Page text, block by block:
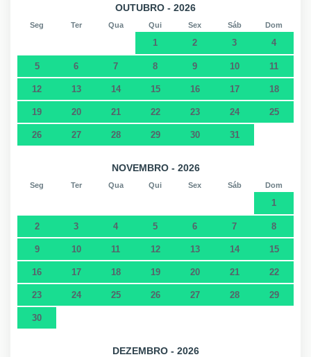
OUTUBRO - 2026
Seg Ter Qua Qui Sex Sáb Dom
1 2 3 4
5 6 7 8 9 10 11
12 13 14 15 16 17 18
19 20 21 22 23 24 25
26 27 28 29 30 31
NOVEMBRO - 2026
Seg Ter Qua Qui Sex Sáb Dom
1
2 3 4 5 6 7 8
9 10 11 12 13 14 15
16 17 18 19 20 21 22
23 24 25 26 27 28 29
30
DEZEMBRO - 2026